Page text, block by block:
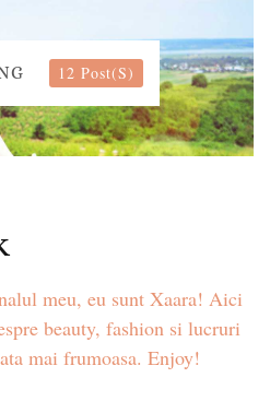
12 Post(s)
meu, eu sunt Xaara! Aici
beauty, fashion si lucruri
mai frumoasa. Enjoy!